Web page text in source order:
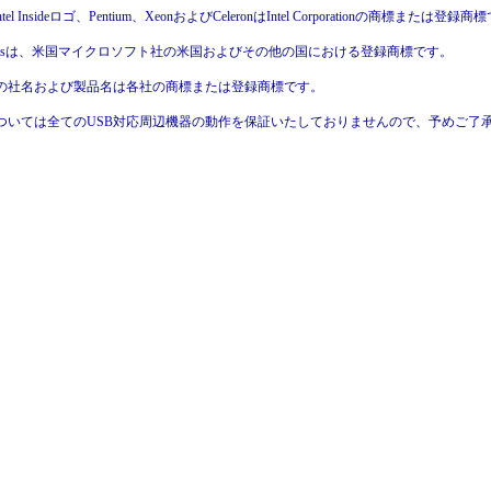
Insideロゴ、Pentium、XeonおよびCeleronはIntel Corporationの商標または登録商標
、米国マイクロソフト社の米国およびその他の国における登録商標です。
名および製品名は各社の商標または登録商標です。
ては全てのUSB対応周辺機器の動作を保証いたしておりませんので、予めご了承